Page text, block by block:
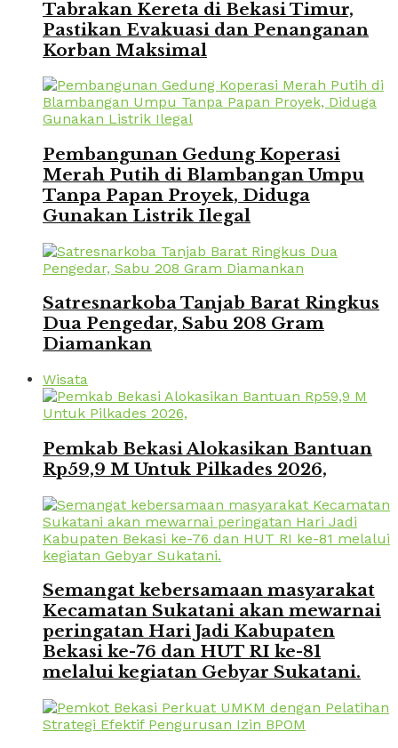
Tabrakan Kereta di Bekasi Timur,
Pastikan Evakuasi dan Penanganan
Korban Maksimal
Pembangunan Gedung Koperasi
Merah Putih di Blambangan Umpu
Tanpa Papan Proyek, Diduga
Gunakan Listrik Ilegal
Satresnarkoba Tanjab Barat Ringkus
Dua Pengedar, Sabu 208 Gram
Diamankan
Wisata
Pemkab Bekasi Alokasikan Bantuan
Rp59,9 M Untuk Pilkades 2026,
Semangat kebersamaan masyarakat
Kecamatan Sukatani akan mewarnai
peringatan Hari Jadi Kabupaten
Bekasi ke-76 dan HUT RI ke-81
melalui kegiatan Gebyar Sukatani.